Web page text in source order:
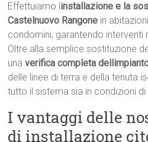
Effettuiamo l installazione e la
Castelnuovo Rangone in
condomini, garantendo interventi
Oltre alla semplice sostituzione
unaverifica completa
delle linee di terra e della tenuta
tutto il sistema sia in condizioni di
I vantaggi delle
di installazione